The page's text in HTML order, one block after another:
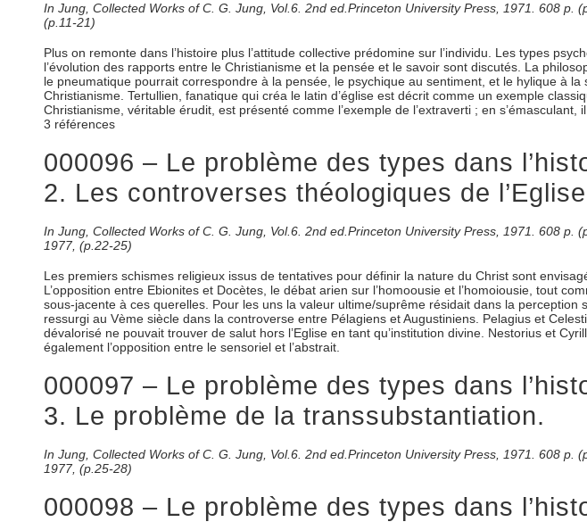
In Jung, Collected Works of C. G. Jung, Vol.6. 2nd ed.Princeton University Press, 1971. 608 p.
(p.11-21)
Plus on remonte dans l’histoire plus l’attitude collective prédomine sur l’individu. Les types
l’évolution des rapports entre le Christianisme et la pensée et le savoir sont discutés. La
le pneumatique pourrait correspondre à la pensée, le psychique au sentiment, et le hylique à
Christianisme. Tertullien, fanatique qui créa le latin d’église est décrit comme un exemple
Christianisme, véritable érudit, est présenté comme l’exemple de l’extraverti ; en
3 références
000096 – Le problème des types dans
2. Les controverses théologiques de
In Jung, Collected Works of C. G. Jung, Vol.6. 2nd ed.Princeton University Press, 1971. 608
1977, (p.22-25)
Les premiers schismes religieux issus de tentatives pour définir la nature du Christ sont
L’opposition entre Ebionites et Docètes, le débat arien sur l’homoousie et l’homoiousie, tout
sous-jacente à ces querelles. Pour les uns la valeur ultime/suprême résidait dans la perception
ressurgi au Vème siècle dans la controverse entre Pélagiens et Augustiniens. Pelagius et
dévalorisé ne pouvait trouver de salut hors l’Eglise en tant qu’institution divine. Nestorius et
également l’opposition entre le sensoriel et l’abstrait.
000097 – Le problème des types dans
3. Le problème de la transsubstantiation.
In Jung, Collected Works of C. G. Jung, Vol.6. 2nd ed.Princeton University Press, 1971. 608
1977, (p.25-28)
000098 – Le problème des types dans